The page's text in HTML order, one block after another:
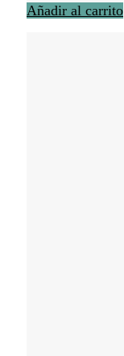
Añadir al carrito